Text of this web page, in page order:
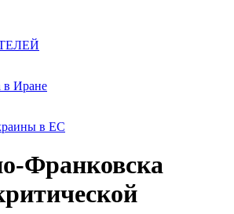
в Иране
в ЕС
Франковска